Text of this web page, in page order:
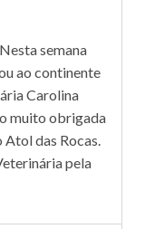
semana
ao continente
Carolina
muito obrigada
das Rocas.
pela